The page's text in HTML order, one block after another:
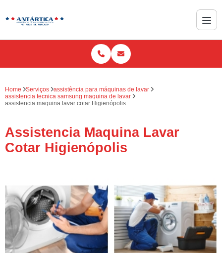
Home Serviços
assistência para máquinas de lavar
assistencia tecnica samsung maquina de lavar
assistencia maquina lavar cotar Higienópolis
Assistencia Maquina Lavar
Cotar Higienópolis